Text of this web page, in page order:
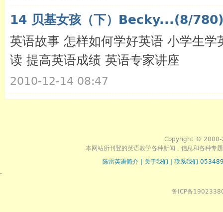
14 贝基女孩（下）Becky...(8/780)
英语故事 怎样如何学好英语 小学生
读 提高英语成绩 英语专家讲座
2010-12-14 08:47
Copyright © 2000-
本网站所刊登的英语教学各种新闻﹑信息和各种专
陈雷英语简介
关于我们
联系我们
.
鲁ICP备